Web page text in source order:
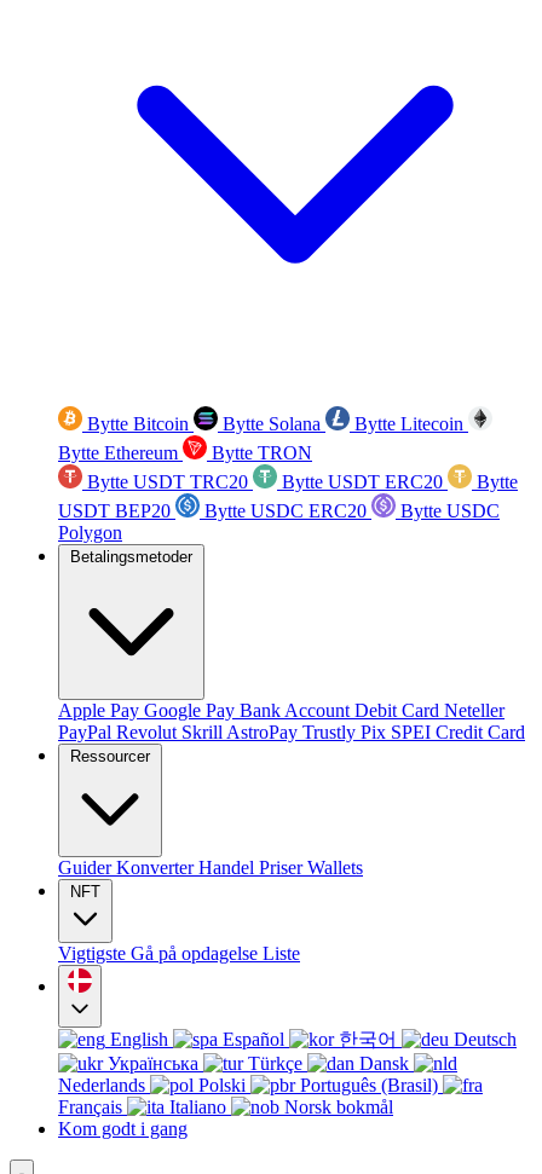
Bytte Bitcoin Bytte Solana
Bytte Litecoin
Bytte Ethereum
Bytte TRON
Bytte USDT TRC20
Bytte USDT ERC20
Bytte
USDT BEP20
Bytte USDC ERC20
Bytte USDC
Polygon
Betalingsmetoder
Apple Pay Google Pay Bank Account Debit Card Neteller
PayPal Revolut Skrill AstroPay Trustly Pix SPEI Credit Card
Ressourcer
GuiderKonverterHandel PriserWallets
NFT
Vigtigste Gå på opdagelse Liste
English Español 한국어
Deutsch
Українська
Türkçe
Dansk
Nederlands
Polski
Português (Brasil)
Français
Italiano
Norsk bokmål
Kom godt i gang